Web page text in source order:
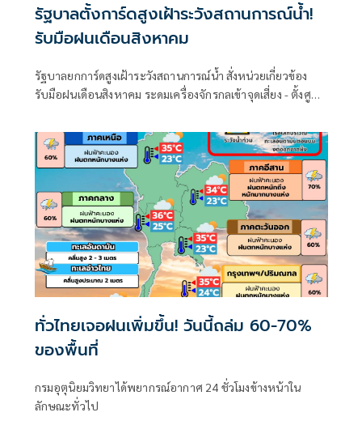
รัฐบาลตั้งการ์ดสูงเฝ้าระวังสถานการณ์น้ำ!
รับมือฝนเดือนสิงหาคม
รัฐบาลยกการ์ดสูงเฝ้าระวังสถานการณ์น้ำ สั่งหน่วยเกี่ยวข้อง
รับมือฝนเดือนสิงหาคม ระดมเครื่องจักรกลเข้าจุดเสี่ยง - ตั้งศูนย์
ทั่วไทยเจอฝนเพิ่มขึ้น! วันนี้ถล่ม 60-70%
ของพื้นที่
กรมอุตุนิยมวิทยาได้พยากรณ์อากาศ 24 ชั่วโมงข้างหน้าใน
ลักษณะทั่วไป